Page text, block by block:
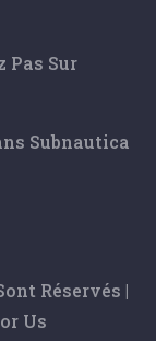
Pas Sur
Subnautica
Réservés |
Us